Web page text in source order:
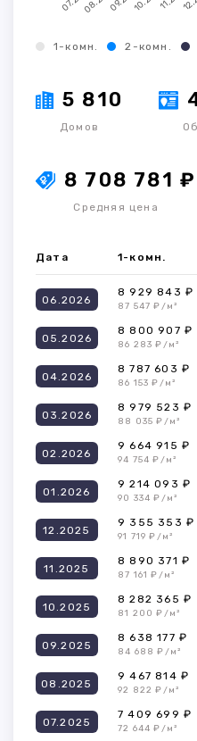
1-комн. 2-комн.
5 810
Домов
8 708 781 ₽
Средняя цена
Дата 1-комн.
06.2026
8 929 843 ₽
87 547 ₽/м²
05.2026
8 800 907 ₽
86 283 ₽/м²
04.2026
8 787 603 ₽
86 153 ₽/м²
03.2026
8 979 523 ₽
88 035 ₽/м²
02.2026
9 664 915 ₽
94 754 ₽/м²
01.2026
9 214 093 ₽
90 334 ₽/м²
12.2025
9 355 353 ₽
91 719 ₽/м²
11.2025
8 890 371 ₽
87 161 ₽/м²
10.2025
8 282 365 ₽
81 200 ₽/м²
09.2025
8 638 177 ₽
84 688 ₽/м²
08.2025
9 467 814 ₽
92 822 ₽/м²
07.2025
7 409 699 ₽
72 644 ₽/м²